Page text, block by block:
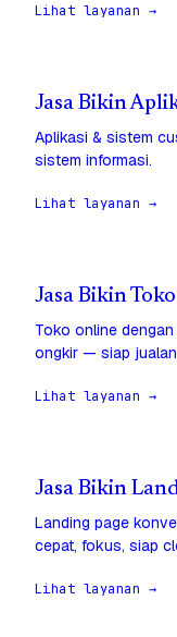
Lihat layanan →
Jasa Bikin
Aplikasi & sistem
sistem informasi.
Lihat layanan →
Jasa Bikin
Toko online
ongkir — siap
Lihat layanan →
Jasa Bikin
Landing page
cepat, fokus, siap
Lihat layanan →